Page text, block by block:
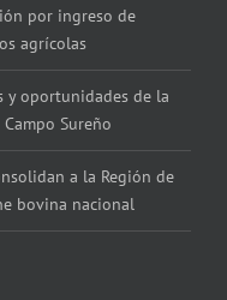
por ingreso de
agrícolas
y oportunidades de la
Sureño
a la Región de
bovina nacional